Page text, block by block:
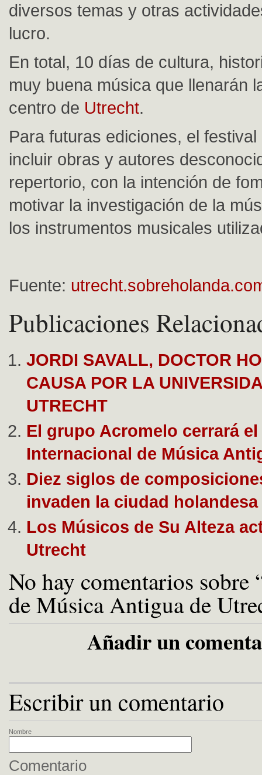
diversos temas y otras
lucro.
En total, 10 días de cultura,
muy buena música que llenarán
centro de Utrecht.
Para futuras ediciones, el
incluir obras y autores
repertorio, con la intención de
motivar la investigación de la
los instrumentos musicales
Fuente:
Publicaciones
JORDI SAVALL, DOCTOR
CAUSA POR LA
UTRECHT
El grupo Acromelo cerrará
Internacional de Música
Diez siglos de
invaden la ciudad
Los Músicos de Su Alteza
Utrecht
No hay comentarios sobre
de Música Antigua de
Añadir un
Escribir un comentario
Nombre
Comentario